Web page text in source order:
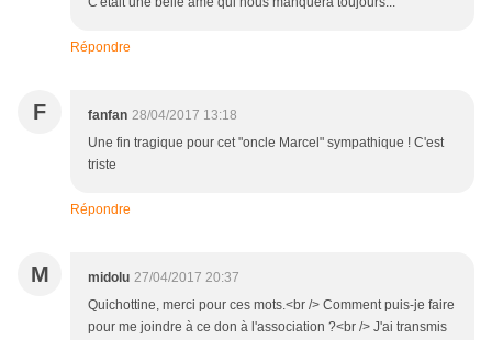
Répondre
F fanfan 28/04/2017 13:18
Une fin tragique pour cet "oncle Marcel" sympathique ! C'est
triste
Répondre
M midolu 27/04/2017 20:37
Quichottine, merci pour ces mots.<br /> Comment puis-je faire
pour me joindre à ce don à l'association ?<br /> J'ai transmis